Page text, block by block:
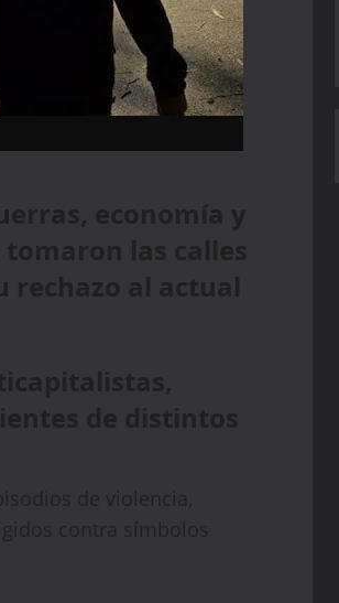
economía y
las calles
rechazo al actual
de distintos
de violencia,
contra símbolos